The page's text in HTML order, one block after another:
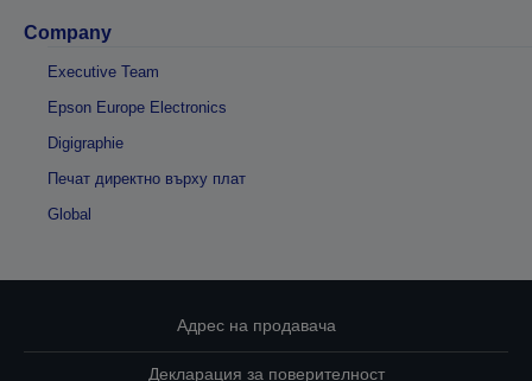
Company
Executive Team
Epson Europe Electronics
Digigraphie
Печат директно върху плат
Global
Адрес на продавача
Декларация за поверителност